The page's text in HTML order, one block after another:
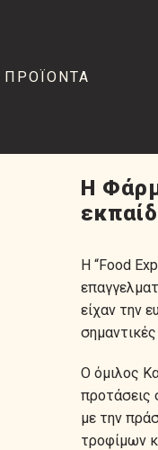
ΠΡΟΪΟΝΤΑ
H
Η “Food
είχαν την
Ο όμιλος
προτάσεις
με την
τροφίμων